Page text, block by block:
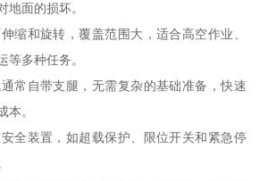
地面的损坏。
缩和旋转，覆盖范围大，适合高空作业、
等多种任务。
常自带支腿，无需复杂的基础准备，快速
本。
全装置，如超载保护、限位开关和紧急停